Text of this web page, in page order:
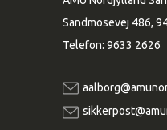
Sandmosevej 486,
Telefon: 9633 2626